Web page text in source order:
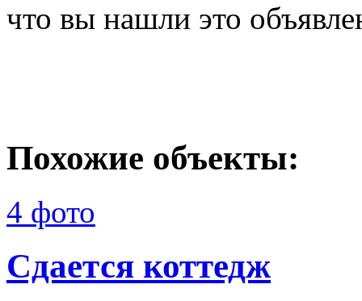
что вы нашли это
Похожие объекты:
4 фото
Сдается коттедж